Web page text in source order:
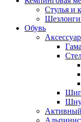
Стулья и
Шезлонги
Обувь